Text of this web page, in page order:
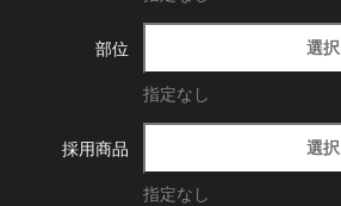
部位 選択
指定なし
採用商品 選択
指定なし